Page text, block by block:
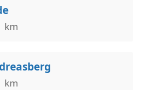
km
km